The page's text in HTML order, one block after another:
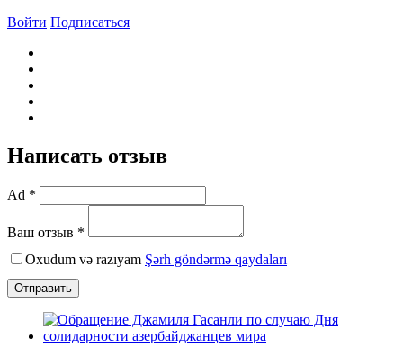
Войти Подписаться
Написать отзыв
Ad *
Ваш отзыв *
Oxudum və razıyam Şərh göndərmə qaydaları
Отправить